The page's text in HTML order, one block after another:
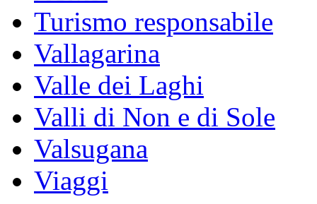
Turismo responsabile
Vallagarina
Valle dei Laghi
Valli di Non e di Sole
Valsugana
Viaggi